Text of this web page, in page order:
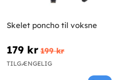
Skelet poncho til voksne
179 kr 199 kr
TILGÆNGELIG